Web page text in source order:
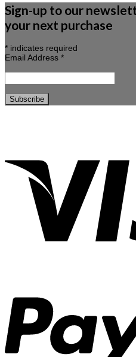
Sign-up to our
your next purchase
* indicates required
Email Address *